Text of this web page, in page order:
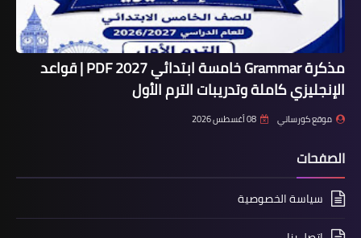
مذكرة Grammar خامسة ابتدائي 2027 PDF | قواعد
الإنجليزي كاملة وتدريبات الترم الأول
موقع كورساتي 08 أغسطس 2026
الصفحات
سياسة الخصوصية